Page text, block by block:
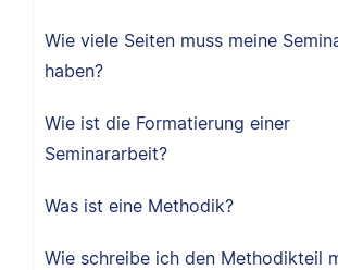
Wie viele Seiten muss meine
haben?
Wie ist die Formatierung einer
Seminararbeit?
Was ist eine Methodik?
Wie schreibe ich den Methodikteil